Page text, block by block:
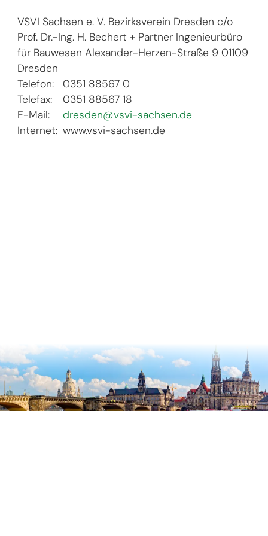
VSVI Sachsen e. V. Bezirksverein Dresden c/o
Prof. Dr.-Ing. H. Bechert + Partner Ingenieurbüro
für Bauwesen Alexander-Herzen-Straße 9 01109
Dresden
Telefon:
0351 88567 0
Telefax:
0351 88567 18
E-Mail:
dresden@vsvi-sachsen.de
Internet: www.vsvi-sachsen.de